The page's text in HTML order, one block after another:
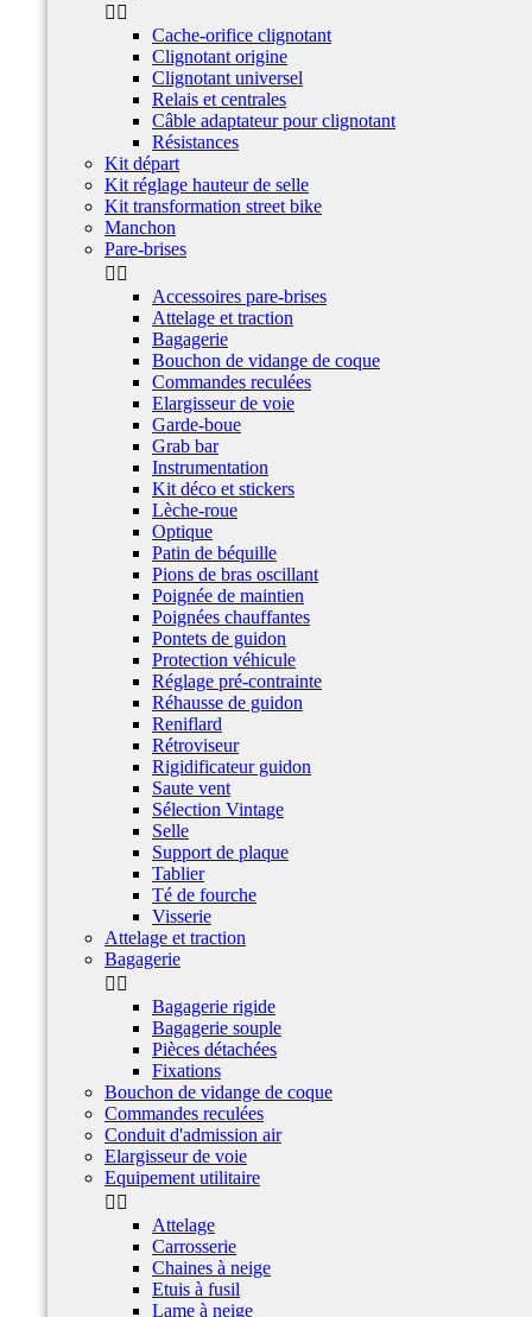
 
Cache-orifice clignotant
Clignotant origine
Clignotant universel
Relais et centrales
Câble adaptateur pour clignotant
Résistances
Kit départ
Kit réglage hauteur de selle
Kit transformation street bike
Manchon
Pare-brises
 
Accessoires pare-brises
Attelage et traction
Bagagerie
Bouchon de vidange de coque
Commandes reculées
Elargisseur de voie
Garde-boue
Grab bar
Instrumentation
Kit déco et stickers
Lèche-roue
Optique
Patin de béquille
Pions de bras oscillant
Poignée de maintien
Poignées chauffantes
Pontets de guidon
Protection véhicule
Réglage pré-contrainte
Réhausse de guidon
Reniflard
Rétroviseur
Rigidificateur guidon
Saute vent
Sélection Vintage
Selle
Support de plaque
Tablier
Té de fourche
Visserie
Attelage et traction
Bagagerie
 
Bagagerie rigide
Bagagerie souple
Pièces détachées
Fixations
Bouchon de vidange de coque
Commandes reculées
Conduit d'admission air
Elargisseur de voie
Equipement utilitaire
 
Attelage
Carrosserie
Chaines à neige
Etuis à fusil
Lame à neige